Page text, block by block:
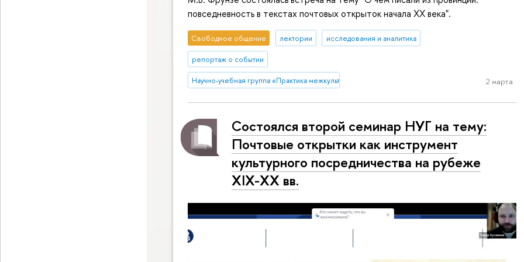
повседневность в текстах почтовых открыток начала ХХ века".
Свободное общение лектории исследования и аналитика
репортаж о событии
Научно-учебная группа «Практика межкультурной коммуникации в почтовой переписке (на
2 марта
Состоялся второй семинар НУГ на тему:
Почтовые открытки как инструмент
культурного посредничества на рубеже
XIX-XX вв.